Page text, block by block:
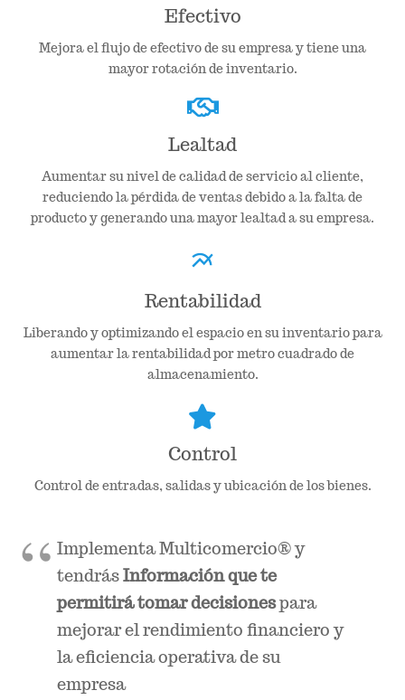
Efectivo
Mejora el flujo de efectivo de su empresa y tiene una
mayor rotación de inventario.
Lealtad
Aumentar su nivel de calidad de servicio al cliente,
reduciendo la pérdida de ventas debido a la falta de
producto y generando una mayor lealtad a su empresa.
multiline_chart
Rentabilidad
Liberando y optimizando el espacio en su inventario para
aumentar la rentabilidad por metro cuadrado de
almacenamiento.
Control
Control de entradas, salidas y ubicación de los bienes.
Implementa Multicomercio® y
tendrásInformación que te
permitirá tomar decisionespara
mejorar el rendimiento financiero y
la eficiencia operativa de su
empresa